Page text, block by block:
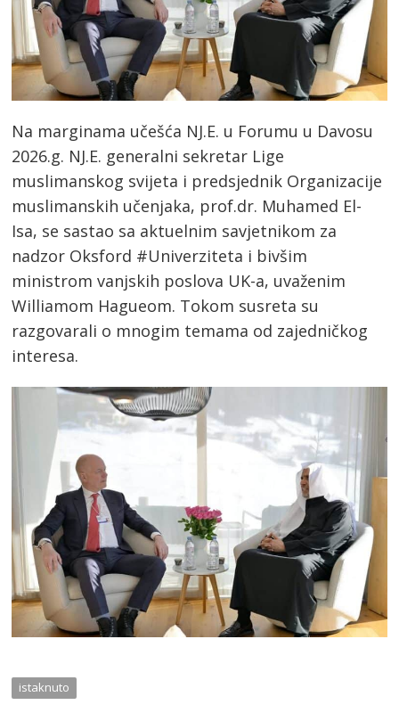
Na marginama učešća NJ.E. u Forumu u Davosu
2026.g. NJ.E. generalni sekretar Lige
muslimanskog svijeta i predsjednik Organizacije
muslimanskih učenjaka, prof.dr. Muhamed El-
Isa, se sastao sa aktuelnim savjetnikom za
nadzor Oksford #Univerziteta i bivšim
ministrom vanjskih poslova UK-a, uvaženim
Williamom Hagueom. Tokom susreta su
razgovarali o mnogim temama od zajedničkog
interesa.
istaknuto